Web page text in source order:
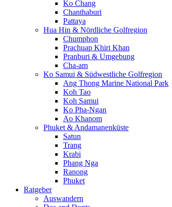
Ko Chang
Chanthaburi
Pattaya
Hua Hin & Nördliche Golfregion
Chumphon
Prachuap Khiri Khan
Pranburi & Umgebung
Cha-am
Ko Samui & Südwestliche Golfregion
Ang Thong Marine National Park
Koh Tao
Koh Samui
Ko Pha-Ngan
Ao Khanom
Phuket & Andamanenküste
Satun
Trang
Krabi
Phang Nga
Ranong
Phuket
Ratgeber
Auswandern